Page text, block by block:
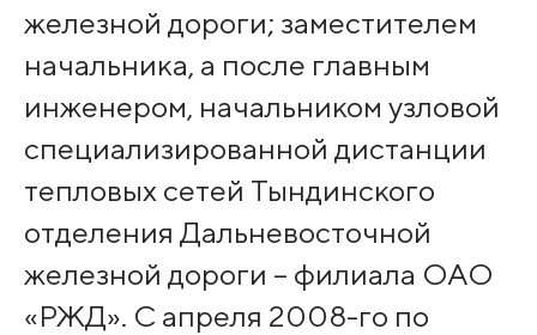
железной дороги; заместителем
начальника, а после главным
инженером, начальником узловой
специализированной дистанции
тепловых сетей Тындинского
отделения Дальневосточной
железной дороги – филиала ОАО
«РЖД». С апреля 2008-го по